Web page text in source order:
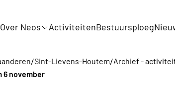
Over Neos ActiviteitenBestuursploeg
/Sint-Lievens-Houtem/Archief -
6 november